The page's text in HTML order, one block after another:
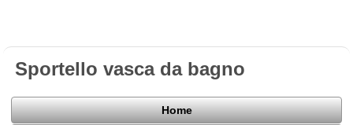
Sportello vasca da bagno
Home